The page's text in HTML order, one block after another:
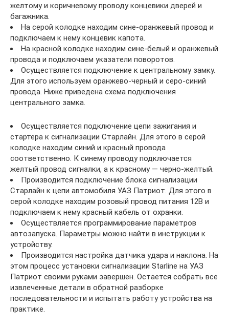
желтому и коричневому проводу концевики дверей и
багажника.
На серой колодке находим сине-оранжевый провод и
подключаем к нему концевик капота.
На красной колодке находим сине-белый и оранжевый
провода и подключаем указатели поворотов.
Осуществляется подключение к центральному замку.
Для этого используем оранжево-черный и серо-синий
провода. Ниже приведена схема подключения
центрального замка.
Осуществляется подключение цепи зажигания и
стартера к сигнализации Старлайн. Для этого в серой
колодке находим синий и красный провода
соответственно. К синему проводу подключается
желтый провод сигналки, а к красному — черно-желтый.
Производится подключение блока сигнализации
Старлайн к цепи автомобиля УАЗ Патриот. Для этого в
серой колодке находим розовый провод питания 12В и
подключаем к нему красный кабель от охранки.
Осуществляется программирование параметров
автозапуска. Параметры можно найти в инструкции к
устройству.
Производится настройка датчика удара и наклона. На
этом процесс установки сигнализации Starline на УАЗ
Патриот своими руками завершен. Остается собрать все
извлеченные детали в обратной разборке
последовательности и испытать работу устройства на
практике.